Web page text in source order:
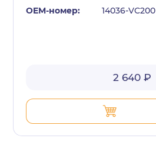
14036-VC200
2 640 ₽